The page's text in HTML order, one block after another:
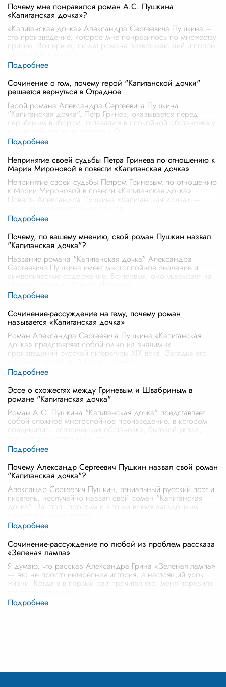
Почему мне понравился роман А.С. Пушкина
«Капитанская дочка»?
«Капитанская дочка» Александра Сергеевича Пушкина –
это произведение, которое мне понравилось по множеству
причин. Во-первых, сюжет романа захватывающий и полон
Сочинение о том, почему герой "Капитанской дочки"
решается вернуться в Отрадное
Герой романа Александра Сергеевича Пушкина
"Капитанская дочка", Пётр Гринёв, оказывается перед
серьёзным выбором: оставаться в спокойной обстановке у
Непринятие своей судьбы Петра Гринева по отношению к
Марии Мироновой в повести «Капитанская дочка»
Непринятие своей судьбы Петром Гриневым по отношению
к Марии Мироновой в повести «Капитанская дочка»
Повесть Александра Пушкина «Капитанская дочка» —
Почему, по вашему мнению, свой роман Пушкин назвал
"Капитанская дочка"?
Название романа "Капитанская дочка" Александра
Сергеевича Пушкина имеет многослойное значение и
символическое содержание. Во-первых, оно указывает на
Сочинение-рассуждение на тему, почему роман
называется «Капитанская дочка»
Роман Александра Сергеевича Пушкина «Капитанская
дочка» представляет собой одно из значимых
произведений русской литературы XIX века. Загадка его
Эссе о схожестях между Гриневым и Швабриным в
романе "Капитанская дочка"
Роман А.С. Пушкина "Капитанская дочка" представляет
собой сложное многослойное произведение, в котором
соединились историческая обстановка, бытовой уклад,
Почему Александр Сергеевич Пушкин назвал свой роман
"Капитанская дочка"?
Александр Сергеевич Пушкин, гениальный русский поэт и
писатель, неслучайно назвал свой роман "Капитанская
дочка". За столь простым и в то же время загадочным
Сочинение-рассуждение по любой из проблем рассказа
«Зеленая лампа»
Я думаю, что рассказ Александра Грина «Зеленая лампа»
— это не просто интересная история, а настоящий урок
жизни. Когда я в первый раз прочитал его, меня поразила